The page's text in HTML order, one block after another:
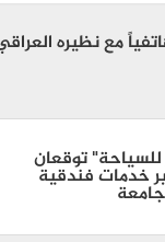
مع نظيره
توقعان
خدمات فندقية